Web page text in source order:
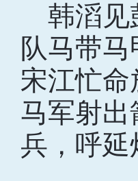
韩滔见
队马带
宋江忙
马军射
兵，呼